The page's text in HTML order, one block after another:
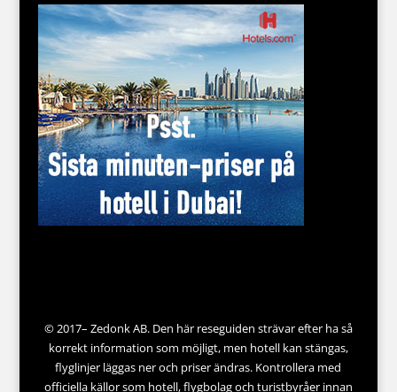
© 2017– Zedonk AB. Den här reseguiden strävar efter ha så
korrekt information som möjligt, men hotell kan stängas,
flyglinjer läggas ner och priser ändras. Kontrollera med
officiella källor som hotell, flygbolag och turistbyråer innan